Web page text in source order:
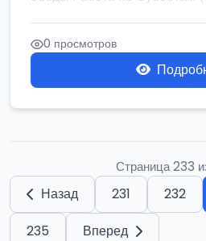
0 просмотров
Страница 233
Назад 231 232
235
Вперед